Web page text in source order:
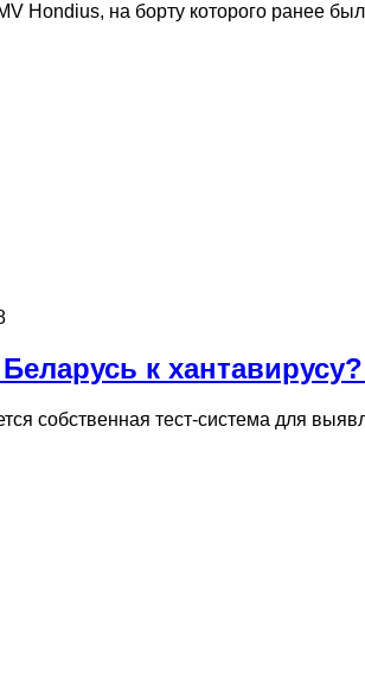
Hondius, на борту которого ранее
к
собственная тест-система для